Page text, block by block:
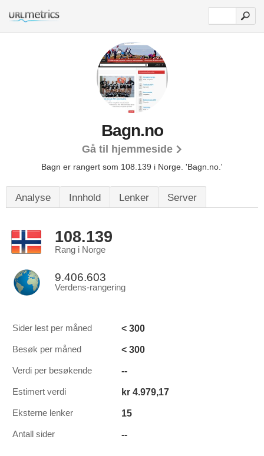
Bagn.no
Gå til hjemmeside
Bagn er rangert som 108.139 i Norge. 'Bagn.no.'
Analyse Innhold Lenker Server
108.139
Rang i Norge
9.406.603
Verdens-rangering
Sider lest per måned < 300
Besøk per måned < 300
Verdi per besøkende --
Estimert verdi kr 4.979,17
Eksterne lenker 15
Antall sider --